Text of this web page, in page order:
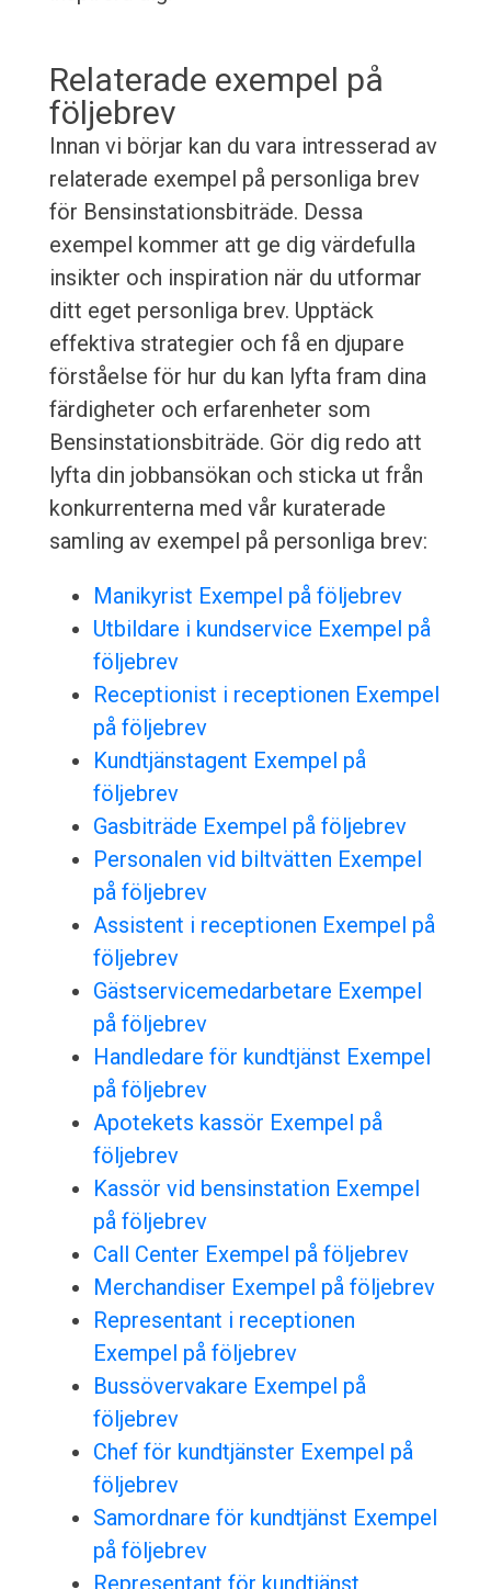
Relaterade exempel på
följebrev
Innan vi börjar kan du vara intresserad av
relaterade exempel på personliga brev
för Bensinstationsbiträde. Dessa
exempel kommer att ge dig värdefulla
insikter och inspiration när du utformar
ditt eget personliga brev. Upptäck
effektiva strategier och få en djupare
förståelse för hur du kan lyfta fram dina
färdigheter och erfarenheter som
Bensinstationsbiträde. Gör dig redo att
lyfta din jobbansökan och sticka ut från
konkurrenterna med vår kuraterade
samling av exempel på personliga brev:
Manikyrist Exempel på följebrev
Utbildare i kundservice Exempel på
följebrev
Receptionist i receptionen Exempel
på följebrev
Kundtjänstagent Exempel på
följebrev
Gasbiträde Exempel på följebrev
Personalen vid biltvätten Exempel
på följebrev
Assistent i receptionen Exempel på
följebrev
Gästservicemedarbetare Exempel
på följebrev
Handledare för kundtjänst Exempel
på följebrev
Apotekets kassör Exempel på
följebrev
Kassör vid bensinstation Exempel
på följebrev
Call Center Exempel på följebrev
Merchandiser Exempel på följebrev
Representant i receptionen
Exempel på följebrev
Bussövervakare Exempel på
följebrev
Chef för kundtjänster Exempel på
följebrev
Samordnare för kundtjänst Exempel
på följebrev
Representant för kundtjänst